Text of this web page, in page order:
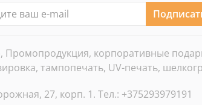
корпоративные
тампопечать, UV-печать,
27, корп. 1. Тел.: +375293979191